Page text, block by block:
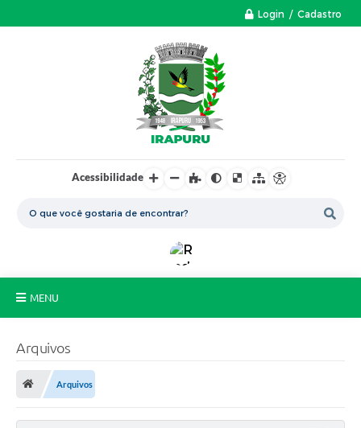
Login / Cadastro
Acessibilidade
MENU
Multimídia
Arquivos
Arquivos